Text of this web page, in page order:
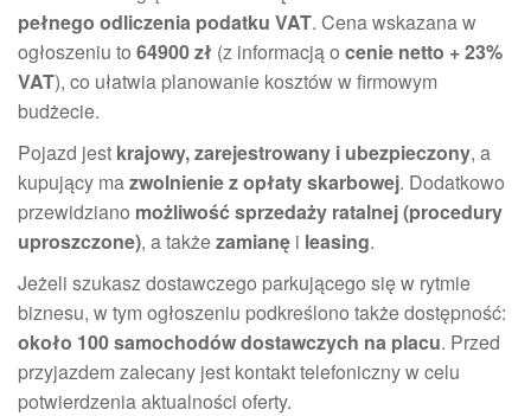
pełnego odliczenia podatku VAT. Cena wskazana w
ogłoszeniu to 64900 zł (z informacją o cenie netto + 23%
VAT), co ułatwia planowanie kosztów w firmowym
budżecie.
Pojazd jest krajowy, zarejestrowany i ubezpieczony, a
kupujący mazwolnienie z opłaty skarbowej. Dodatkowo
przewidziano możliwość sprzedaży ratalnej (procedury
uproszczone), a takżezamianę i leasing.
Jeżeli szukasz dostawczego parkującego się w rytmie
biznesu, w tym ogłoszeniu podkreślono także dostępność:
około 100 samochodów dostawczych na placu. Przed
przyjazdem zalecany jest kontakt telefoniczny w celu
potwierdzenia aktualności oferty.